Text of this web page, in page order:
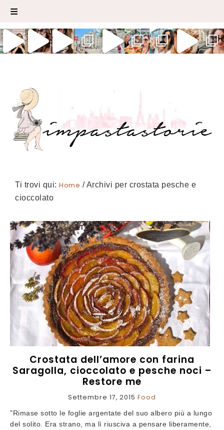
Ti trovi qui: Home /Archivi per crostata pesche e
cioccolato
Crostata dell’amore con farina
Saragolla, cioccolato e pesche noci –
Restore me
Settembre 17, 2015 Food
"Rimase sotto le foglie argentate del suo albero più a lungo
del solito. Era strano, ma lì riusciva a pensare liberamente,